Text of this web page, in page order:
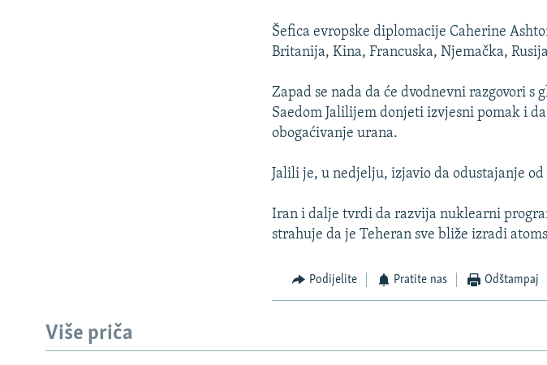
NASTANAK I RASPAD JUGOSLAVIJE
Šefica evropske diplomacije Caherine
Britanija, Kina, Francuska, Njemačka,
Zapad se nada da će dvodnevni razgovori
Saedom Jalilijem donjeti izvjesni pomak i
obogaćivanje urana.
Jalili je, u nedjelju, izjavio da odustajanje
Iran i dalje tvrdi da razvija nuklearni
strahuje da je Teheran sve bliže izradi
Podijelite Pratite nas Odštampaj
Više priča